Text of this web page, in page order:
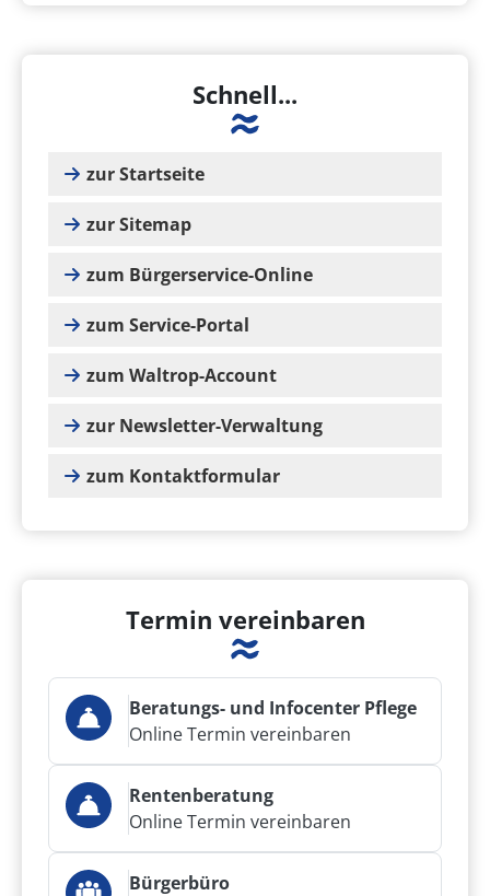
Schnell...
zur Startseite
zur Sitemap
zum Bürgerservice-Online
zum Service-Portal
zum Waltrop-Account
zur Newsletter-Verwaltung
zum Kontaktformular
Termin vereinbaren
Beratungs- und Infocenter Pflege
Online Termin vereinbaren
Rentenberatung
Online Termin vereinbaren
Bürgerbüro